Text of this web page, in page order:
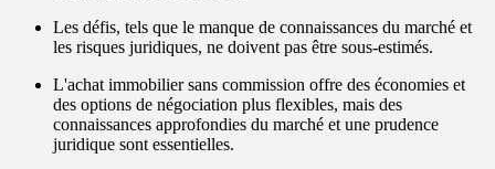
Les défis, tels que le manque de connaissances du marché et
les risques juridiques, ne doivent pas être sous-estimés.
L'achat immobilier sans commission offre des économies et
des options de négociation plus flexibles, mais des
connaissances approfondies du marché et une prudence
juridique sont essentielles.